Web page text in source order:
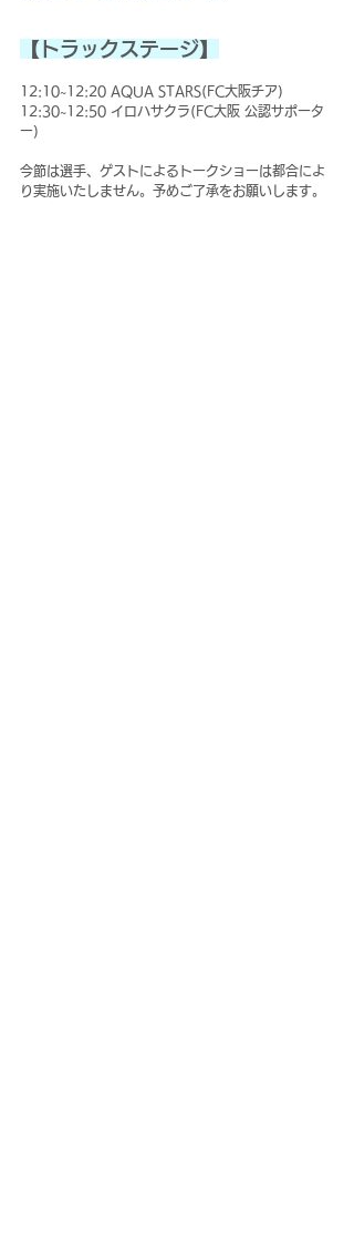
【トラックステージ】
12:10~12:20 AQUA STARS(FC大阪チア)
12:30~12:50 イロハサクラ(FC大阪 公認サポータ
ー)
今節は選手、ゲストによるトークショーは都合によ
り実施いたしません。予めご了承をお願いします。